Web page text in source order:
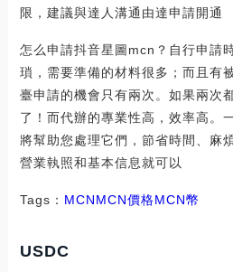
限，建議與達人溝通由達申請開通
怎么申請抖音星圖mcn？自行申請
瑣，需要準備的材料很多；而且有
臺申請的機會只有兩次。如果兩次
了！而代辦的專業性高，效率高。
將幫助您處理它們，節省時間、麻
營業執照和基本信息就可以
Tags： MCNMCN價格MCN幣
USDC